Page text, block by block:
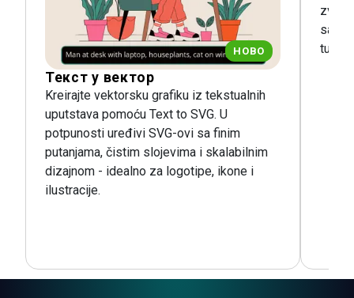
НОВО
Текст у вектор
Kreirajte vektorsku grafiku iz tekstualnih
uputstava pomoću Text to SVG. U
potpunosti uređivi SVG-ovi sa finim
putanjama, čistim slojevima i skalabilnim
dizajnom - idealno za logotipe, ikone i
ilustracije.
zvuk,